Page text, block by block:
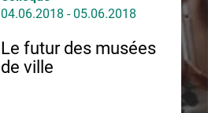
04.06.2018 - 05.06.2018
Le futur des musées
de ville